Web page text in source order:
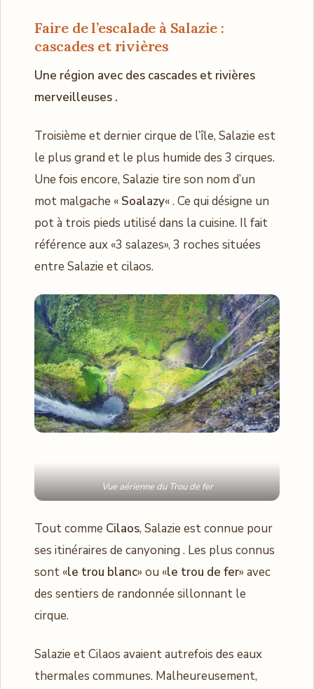
Faire de l’escalade à Salazie :
cascades et rivières
Une région avec des cascades et rivières
merveilleuses .
Troisième et dernier cirque de l’île, Salazie est
le plus grand et le plus humide des 3 cirques.
Une fois encore, Salazie tire son nom d’un
mot malgache « Soalazy« . Ce qui désigne un
pot à trois pieds utilisé dans la cuisine. Il fait
référence aux «3 salazes», 3 roches situées
entre Salazie et cilaos.
Vue aérienne du Trou de fer
Tout comme Cilaos, Salazie est connue pour
ses itinéraires de canyoning . Les plus connus
sont «le trou blanc» ou «le trou de fer» avec
des sentiers de randonnée sillonnant le
cirque.
Salazie et Cilaos avaient autrefois des eaux
thermales communes. Malheureusement,